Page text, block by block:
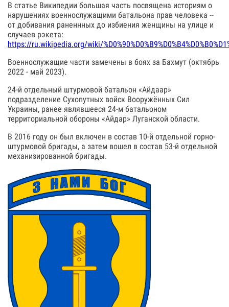
В статье Википедии большая часть посвящена историям о
нарушениях военнослужащими батальона прав человека --
от добивания раненнных до избиения женщины на улице и
случаев рэкета:
https://ru.wikipedia.org/wiki/
Военнослужащие части замечены в боях за Бахмут (октябрь
2022 - май 2023).
24-й отдельный штурмовой батальон «Айдаар»
подразделение Сухопутных войск Вооружённых Сил
Украины, ранее являвшееся 24-м батальоном
территориальной обороны «Айдар» Луганской области.
В 2016 году он был включен в состав 10-й отдельной горно-
штурмовой бригады, а затем вошел в состав 53-й отдельной
механизированной бригады.